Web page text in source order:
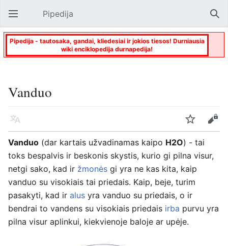
Atverti pagrindinį meniu Pipedija
Pipedija - tautosaka, gandai, kliedesiai ir jokios tiesos! Durniausia
wiki enciklopedija durnapedija!
Vanduo
Kalba Stebėti
Keisti
Vanduo (dar kartais užvadinamas kaipo H2O) - tai
toks bespalvis ir beskonis skystis, kurio gi pilna visur,
netgi sako, kad ir žmonės gi yra ne kas kita, kaip
vanduo su visokiais tai priedais. Kaip, beje, turim
pasakyti, kad ir alus yra vanduo su priedais, o ir
bendrai to vandens su visokiais priedais irba purvu yra
pilna visur aplinkui, kiekvienoje baloje ar upėje.